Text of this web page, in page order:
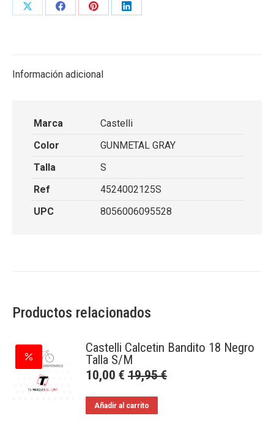
Share
Share
Share
Share
Información adicional
Marca
Castelli
Color
GUNMETAL GRAY
Talla
S
Ref
4524002125S
UPC
8056006095528
Productos relacionados
Castelli Calcetin Bandito 18 Negro
Talla S/M
10,00 € 19,95€
Añadir al carrito